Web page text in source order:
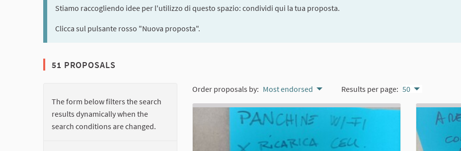
Stiamo raccogliendo idee per l'utilizzo di questo spazio: condividi qui la tua proposta.
Clicca sul pulsante rosso "Nuova proposta".
51 PROPOSALS
The form below filters the search
results dynamically when the
search conditions are changed.
Order proposals by: Most endorsed Results per page: 50